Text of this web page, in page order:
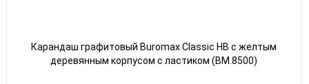
Карандаш графитовый Buromax Classic HB с желтым
деревянным корпусом с ластиком (BM.8500)